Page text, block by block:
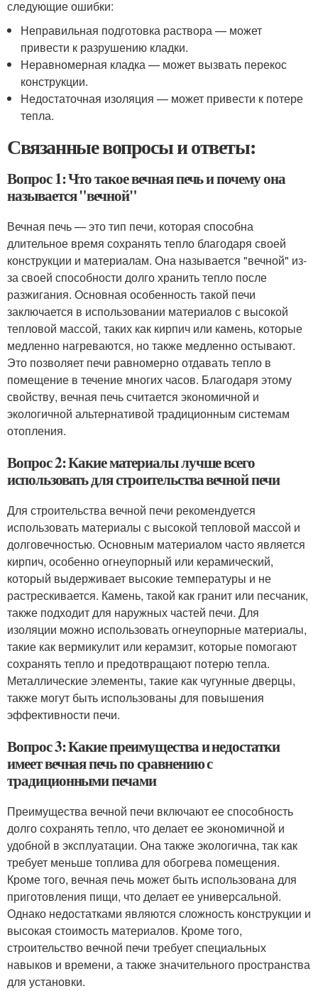
следующие ошибки:
Неправильная подготовка раствора — может
привести к разрушению кладки.
Неравномерная кладка — может вызвать перекос
конструкции.
Недостаточная изоляция — может привести к потере
тепла.
Связанные вопросы и ответы:
Вопрос 1: Что такое вечная печь и почему она
называется "вечной"
Вечная печь — это тип печи, которая способна
длительное время сохранять тепло благодаря своей
конструкции и материалам. Она называется "вечной" из-
за своей способности долго хранить тепло после
разжигания. Основная особенность такой печи
заключается в использовании материалов с высокой
тепловой массой, таких как кирпич или камень, которые
медленно нагреваются, но также медленно остывают.
Это позволяет печи равномерно отдавать тепло в
помещение в течение многих часов. Благодаря этому
свойству, вечная печь считается экономичной и
экологичной альтернативой традиционным системам
отопления.
Вопрос 2: Какие материалы лучше всего
использовать для строительства вечной печи
Для строительства вечной печи рекомендуется
использовать материалы с высокой тепловой массой и
долговечностью. Основным материалом часто является
кирпич, особенно огнеупорный или керамический,
который выдерживает высокие температуры и не
растрескивается. Камень, такой как гранит или песчаник,
также подходит для наружных частей печи. Для
изоляции можно использовать огнеупорные материалы,
такие как вермикулит или керамзит, которые помогают
сохранять тепло и предотвращают потерю тепла.
Металлические элементы, такие как чугунные дверцы,
также могут быть использованы для повышения
эффективности печи.
Вопрос 3: Какие преимущества и недостатки
имеет вечная печь по сравнению с
традиционными печами
Преимущества вечной печи включают ее способность
долго сохранять тепло, что делает ее экономичной и
удобной в эксплуатации. Она также экологична, так как
требует меньше топлива для обогрева помещения.
Кроме того, вечная печь может быть использована для
приготовления пищи, что делает ее универсальной.
Однако недостатками являются сложность конструкции и
высокая стоимость материалов. Кроме того,
строительство вечной печи требует специальных
навыков и времени, а также значительного пространства
для установки.